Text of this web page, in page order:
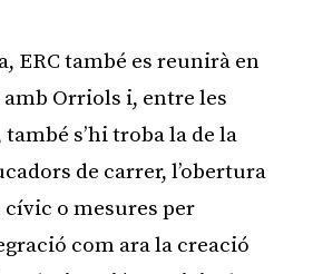
ERC també es reunirà en
Orriols i, entre les
s’hi troba la de la
de carrer, l’obertura
cívic o mesures per
com ara la creació